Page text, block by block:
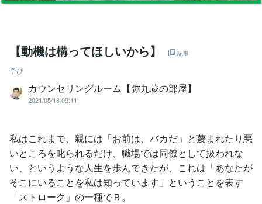
【動機は構ってほしいから】 記事
学び
カウンセリングルーム【弥九蔵の部屋】
2021/05/18 09:11
私はこれまで、親には「お前は、バカだ」と蔑まれたり悪
いところを叱られるだけ、職場では同僚として扱われな
い、というような人生を歩んできたが、これは「あなたが
そこにいることを私は知っています」ということを表す
「ストローク」の一種でＲ。